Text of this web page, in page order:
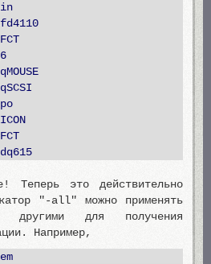
Теперь это действительно
"-all" можно применять
для получения
Например,